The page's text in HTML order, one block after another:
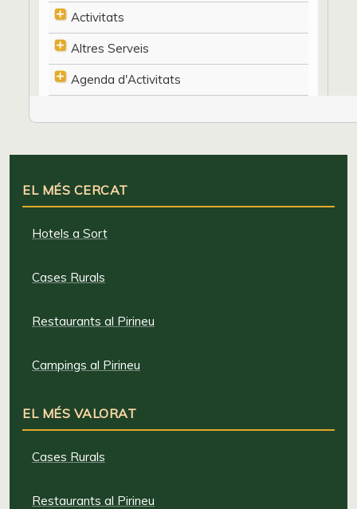
Activitats
Altres Serveis
Agenda d'Activitats
EL MÉS CERCAT
Hotels a Sort
Cases Rurals
Restaurants al Pirineu
Campings al Pirineu
EL MÉS VALORAT
Cases Rurals
Restaurants al Pirineu